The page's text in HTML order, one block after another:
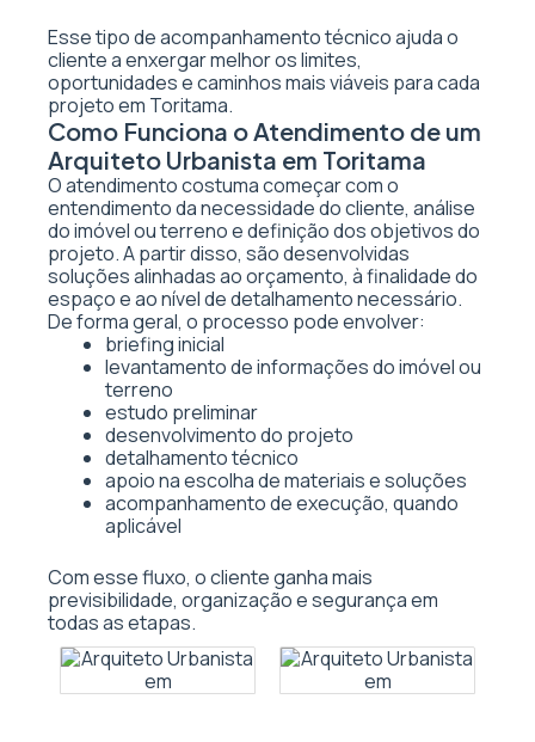
Esse tipo de acompanhamento técnico ajuda o
cliente a enxergar melhor os limites,
oportunidades e caminhos mais viáveis para cada
projeto em Toritama.
Como Funciona o Atendimento de um
Arquiteto Urbanista em Toritama
O atendimento costuma começar com o
entendimento da necessidade do cliente, análise
do imóvel ou terreno e definição dos objetivos do
projeto. A partir disso, são desenvolvidas
soluções alinhadas ao orçamento, à finalidade do
espaço e ao nível de detalhamento necessário.
De forma geral, o processo pode envolver:
briefing inicial
levantamento de informações do imóvel ou
terreno
estudo preliminar
desenvolvimento do projeto
detalhamento técnico
apoio na escolha de materiais e soluções
acompanhamento de execução, quando
aplicável
Com esse fluxo, o cliente ganha mais
previsibilidade, organização e segurança em
todas as etapas.